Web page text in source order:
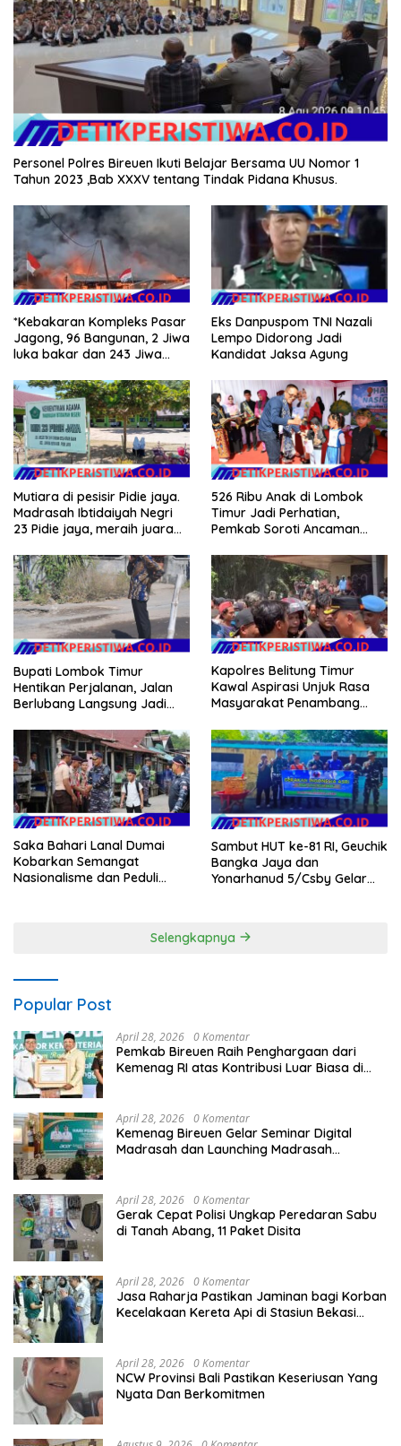
Personel Polres Bireuen Ikuti Belajar Bersama UU Nomor 1
Tahun 2023 ,Bab XXXV tentang Tindak Pidana Khusus.
*Kebakaran Kompleks Pasar
Jagong, 96 Bangunan, 2 Jiwa
luka bakar dan 243 Jiwa
Eks Danpuspom TNI Nazali
Lempo Didorong Jadi
Kandidat Jaksa Agung
Mutiara di pesisir Pidie jaya.
Madrasah Ibtidaiyah Negri
23 Pidie jaya, meraih juara
526 Ribu Anak di Lombok
Timur Jadi Perhatian,
Pemkab Soroti Ancaman
Pernikahan Dini
Bupati Lombok Timur
Hentikan Perjalanan, Jalan
Berlubang Langsung Jadi
Kapolres Belitung Timur
Kawal Aspirasi Unjuk Rasa
Masyarakat Penambang
Kantor Operasional PT.Timah
Kecamatan Gantung.
Saka Bahari Lanal Dumai
Kobarkan Semangat
Nasionalisme dan Peduli
Sambut HUT ke-81 RI, Geuchik
Bangka Jaya dan
Yonarhanud 5/Csby Gelar
Selengkapnya
Popular Post
April 28, 2026 0 Komentar
Pemkab Bireuen Raih Penghargaan dari
Kemenag RI atas Kontribusi Luar Biasa di
April 28, 2026 0 Komentar
Kemenag Bireuen Gelar Seminar Digital
Madrasah dan Launching Madrasah
April 28, 2026 0 Komentar
Gerak Cepat Polisi Ungkap Peredaran Sabu
di Tanah Abang, 11 Paket Disita
April 28, 2026 0 Komentar
Jasa Raharja Pastikan Jaminan bagi Korban
Kecelakaan Kereta Api di Stasiun Bekasi
April 28, 2026 0 Komentar
NCW Provinsi Bali Pastikan Keseriusan Yang
Nyata Dan Berkomitmen